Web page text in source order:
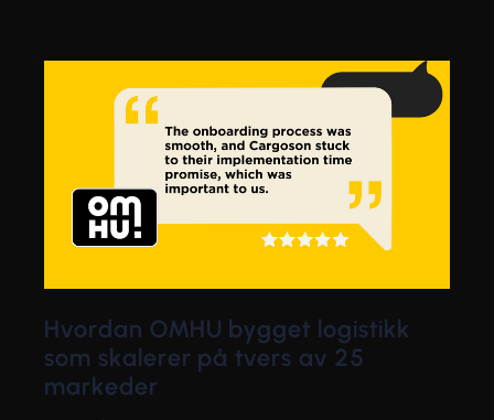
Hvordan OMHU bygget logistikk
som skalerer på tvers av 25
markeder